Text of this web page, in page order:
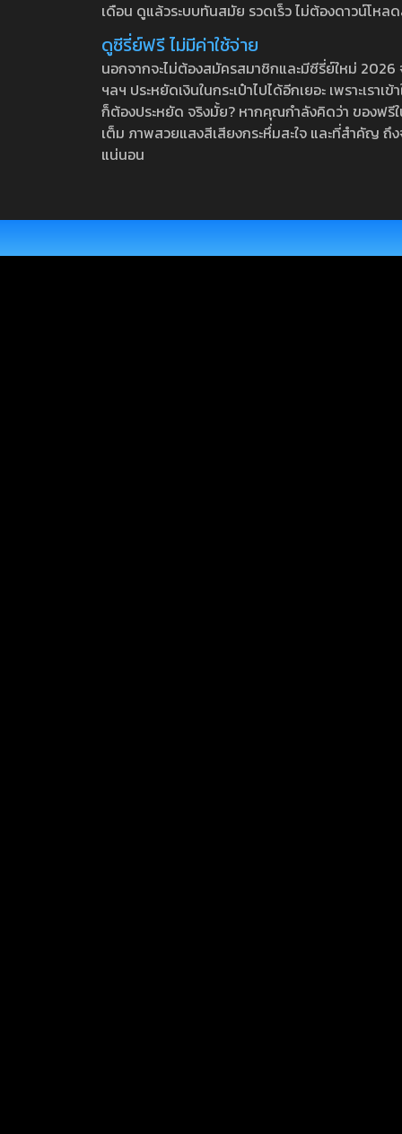
เดือน ดูแล้วระบบทันสมัย รวดเร็ว ไม่ต้องดาวน์โห
ดูซีรี่ย์ฟรี ไม่มีค่าใช้จ่าย
นอกจากจะไม่ต้องสมัครสมาชิกและมีซีรี่ย์ใหม่
ฯลฯ ประหยัดเงินในกระเป๋าไปได้อีกเยอะ เพราะเร
ก็ต้องประหยัด จริงมั้ย? หากคุณกำลังคิดว่า ของฟ
เต็ม ภาพสวยแสงสีเสียงกระหึ่มสะใจ และที่สำคัญ
แน่นอน